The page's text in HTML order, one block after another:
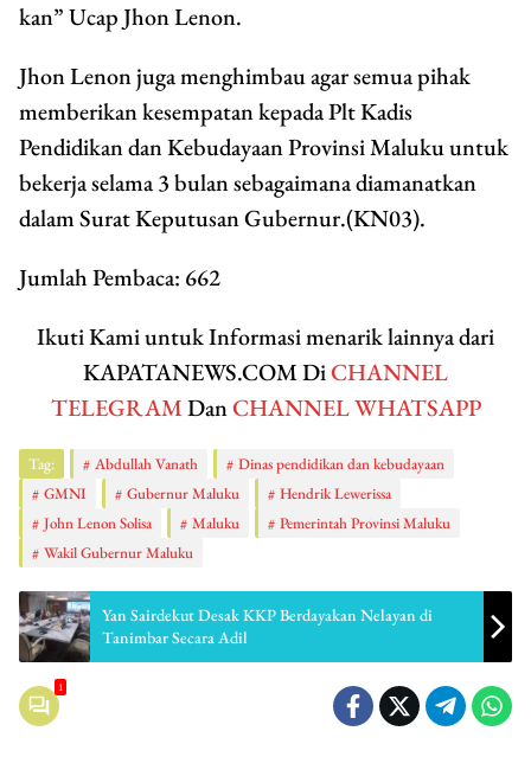
kan” Ucap Jhon Lenon.
Jhon Lenon juga menghimbau agar semua pihak
memberikan kesempatan kepada Plt Kadis
Pendidikan dan Kebudayaan Provinsi Maluku untuk
bekerja selama 3 bulan sebagaimana diamanatkan
dalam Surat Keputusan Gubernur.(KN03).
Jumlah Pembaca: 662
Ikuti Kami untuk Informasi menarik lainnya dari
KAPATANEWS.COM DiCHANNEL
TELEGRAMDanCHANNEL WHATSAPP
Tag: Abdullah Vanath
Dinas pendidikan dan kebudayaan
GMNI
Gubernur Maluku
Hendrik Lewerissa
John Lenon Solisa
Maluku
Pemerintah Provinsi Maluku
Wakil Gubernur Maluku
Yan Sairdekut Desak KKP Berdayakan Nelayan di
Tanimbar Secara Adil
1